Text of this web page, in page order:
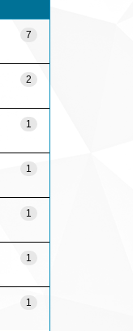
7
2
1
1
1
1
1